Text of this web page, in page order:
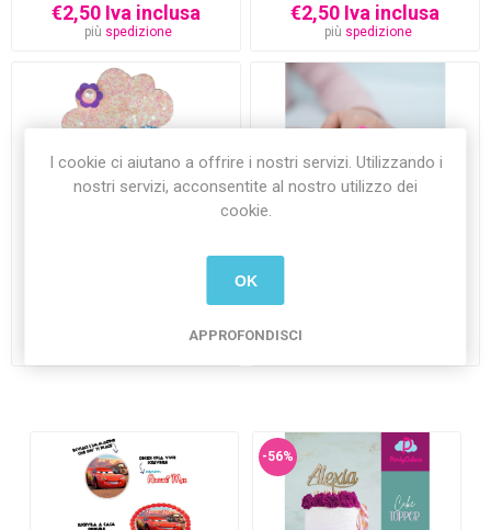
€2,50 Iva inclusa
più spedizione
€2,50 Iva inclusa
più spedizione
€2,90 Iva inclusa €5,50 Iva inclusa
-56%
I cookie ci aiutano a offrire i nostri servizi. Utilizzando i
nostri servizi, acconsentite al nostro utilizzo dei
cookie.
OK
APPROFONDISCI